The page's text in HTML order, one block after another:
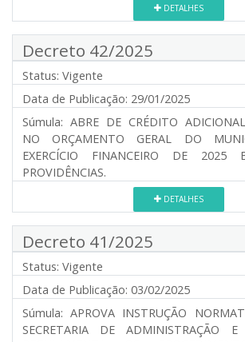
DETALHES
Decreto 42/2025
Status: Vigente
Data de Publicação: 29/01/2025
Súmula: ABRE DE CRÉDITO
NO ORÇAMENTO GERAL DO
EXERCÍCIO FINANCEIRO DE 2025
PROVIDÊNCIAS.
DETALHES
Decreto 41/2025
Status: Vigente
Data de Publicação: 03/02/2025
Súmula: APROVA INSTRUÇÃO
SECRETARIA DE ADMINISTRAÇÃO